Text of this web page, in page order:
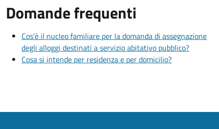
Domande frequenti
Cos'è il nucleo familiare per la domanda di assegnazione
degli alloggi destinati a servizio abitativo pubblico?
Cosa si intende per residenza e per domicilio?